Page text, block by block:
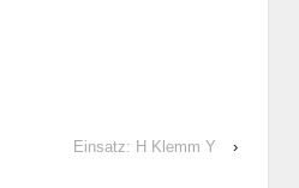
Einsatz: H Klemm Y ›